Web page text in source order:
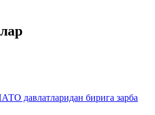
давлатларидан бирига зарба